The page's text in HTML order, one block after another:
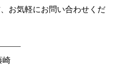
お気軽にお問い合わせくだ
崎